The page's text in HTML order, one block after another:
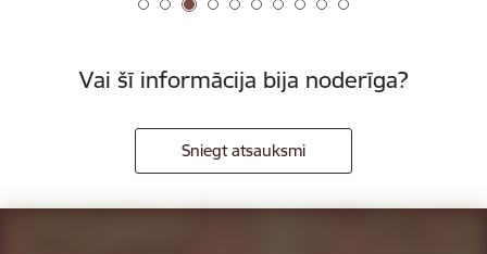
Vai šī informācija bija noderīga?
Sniegt atsauksmi